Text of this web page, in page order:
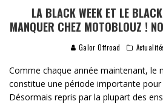
LA BLACK WEEK ET LE
MANQUER CHEZ MOTOBLOUZ !
Galor Offroad
Comme chaque année maintenant, le
constitue une période importante pour
Désormais repris par la plupart des